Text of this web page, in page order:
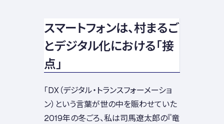
スマートフォンは、村まるご
とデジタル化における「接
点」
「DX（デジタル・トランスフォーメーショ
ン）という言葉が世の中を賑わせていた
2019年の冬ごろ、私は司馬遼太郎の『竜